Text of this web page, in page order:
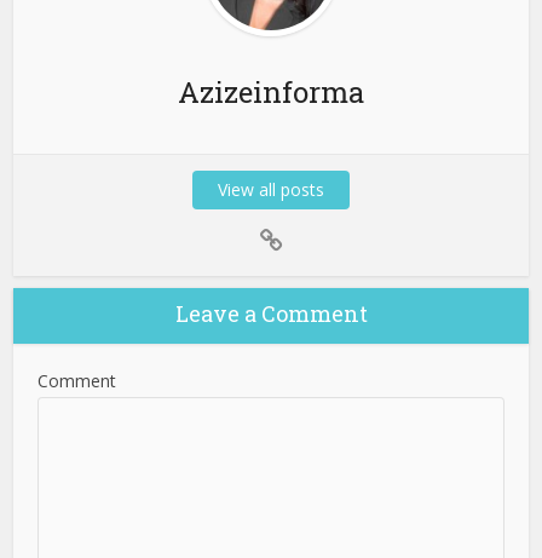
Azizeinforma
View all posts
Leave a Comment
Comment